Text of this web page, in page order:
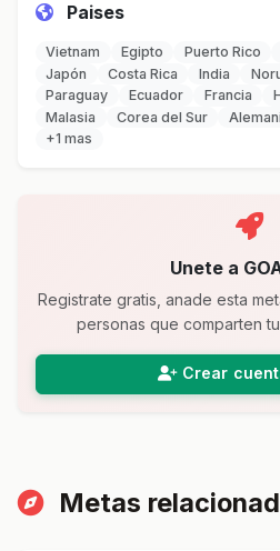
Paises
Vietnam Egipto Puerto Rico
Japón
Costa Rica India
Paraguay
Ecuador Francia
Malasia
Corea del Sur
+1 mas
Unete a
Registrate gratis, anade esta
personas que comparten
Crear
Metas